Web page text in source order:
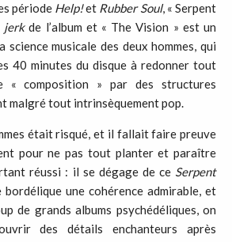
période Help!et Rubber Soul, « Serpent
jerkde l’album et « The Vision » est un
science musicale des deux hommes, qui
40 minutes du disque à redonner tout
« composition » par des structures
malgré tout intrinsèquement pop.
était risqué, et il fallait faire preuve
pour ne pas tout planter et paraître
réussi : il se dégage de ce Serpent
une cohérence admirable, et
de grands albums psychédéliques, on
des détails enchanteurs après